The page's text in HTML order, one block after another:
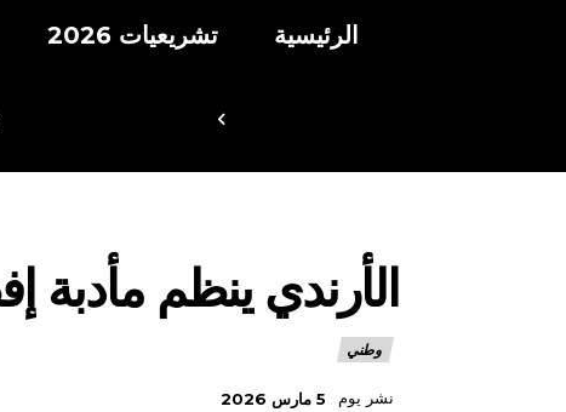
الرئيسية تشريعيات 2026
الأرندي ينظم
وطني
نشر يوم 5 مارس 2026